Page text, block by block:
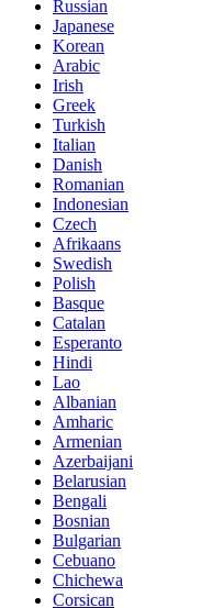
Russian
Japanese
Korean
Arabic
Irish
Greek
Turkish
Italian
Danish
Romanian
Indonesian
Czech
Afrikaans
Swedish
Polish
Basque
Catalan
Esperanto
Hindi
Lao
Albanian
Amharic
Armenian
Azerbaijani
Belarusian
Bengali
Bosnian
Bulgarian
Cebuano
Chichewa
Corsican